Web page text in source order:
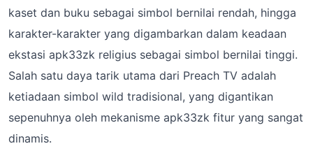
kaset dan buku sebagai simbol bernilai rendah, hingga
karakter-karakter yang digambarkan dalam keadaan
ekstasi apk33zk religius sebagai simbol bernilai tinggi.
Salah satu daya tarik utama dari Preach TV adalah
ketiadaan simbol wild tradisional, yang digantikan
sepenuhnya oleh mekanisme apk33zk fitur yang sangat
dinamis.